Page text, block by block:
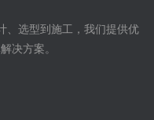
、选型到施工，我们提供优
决方案。